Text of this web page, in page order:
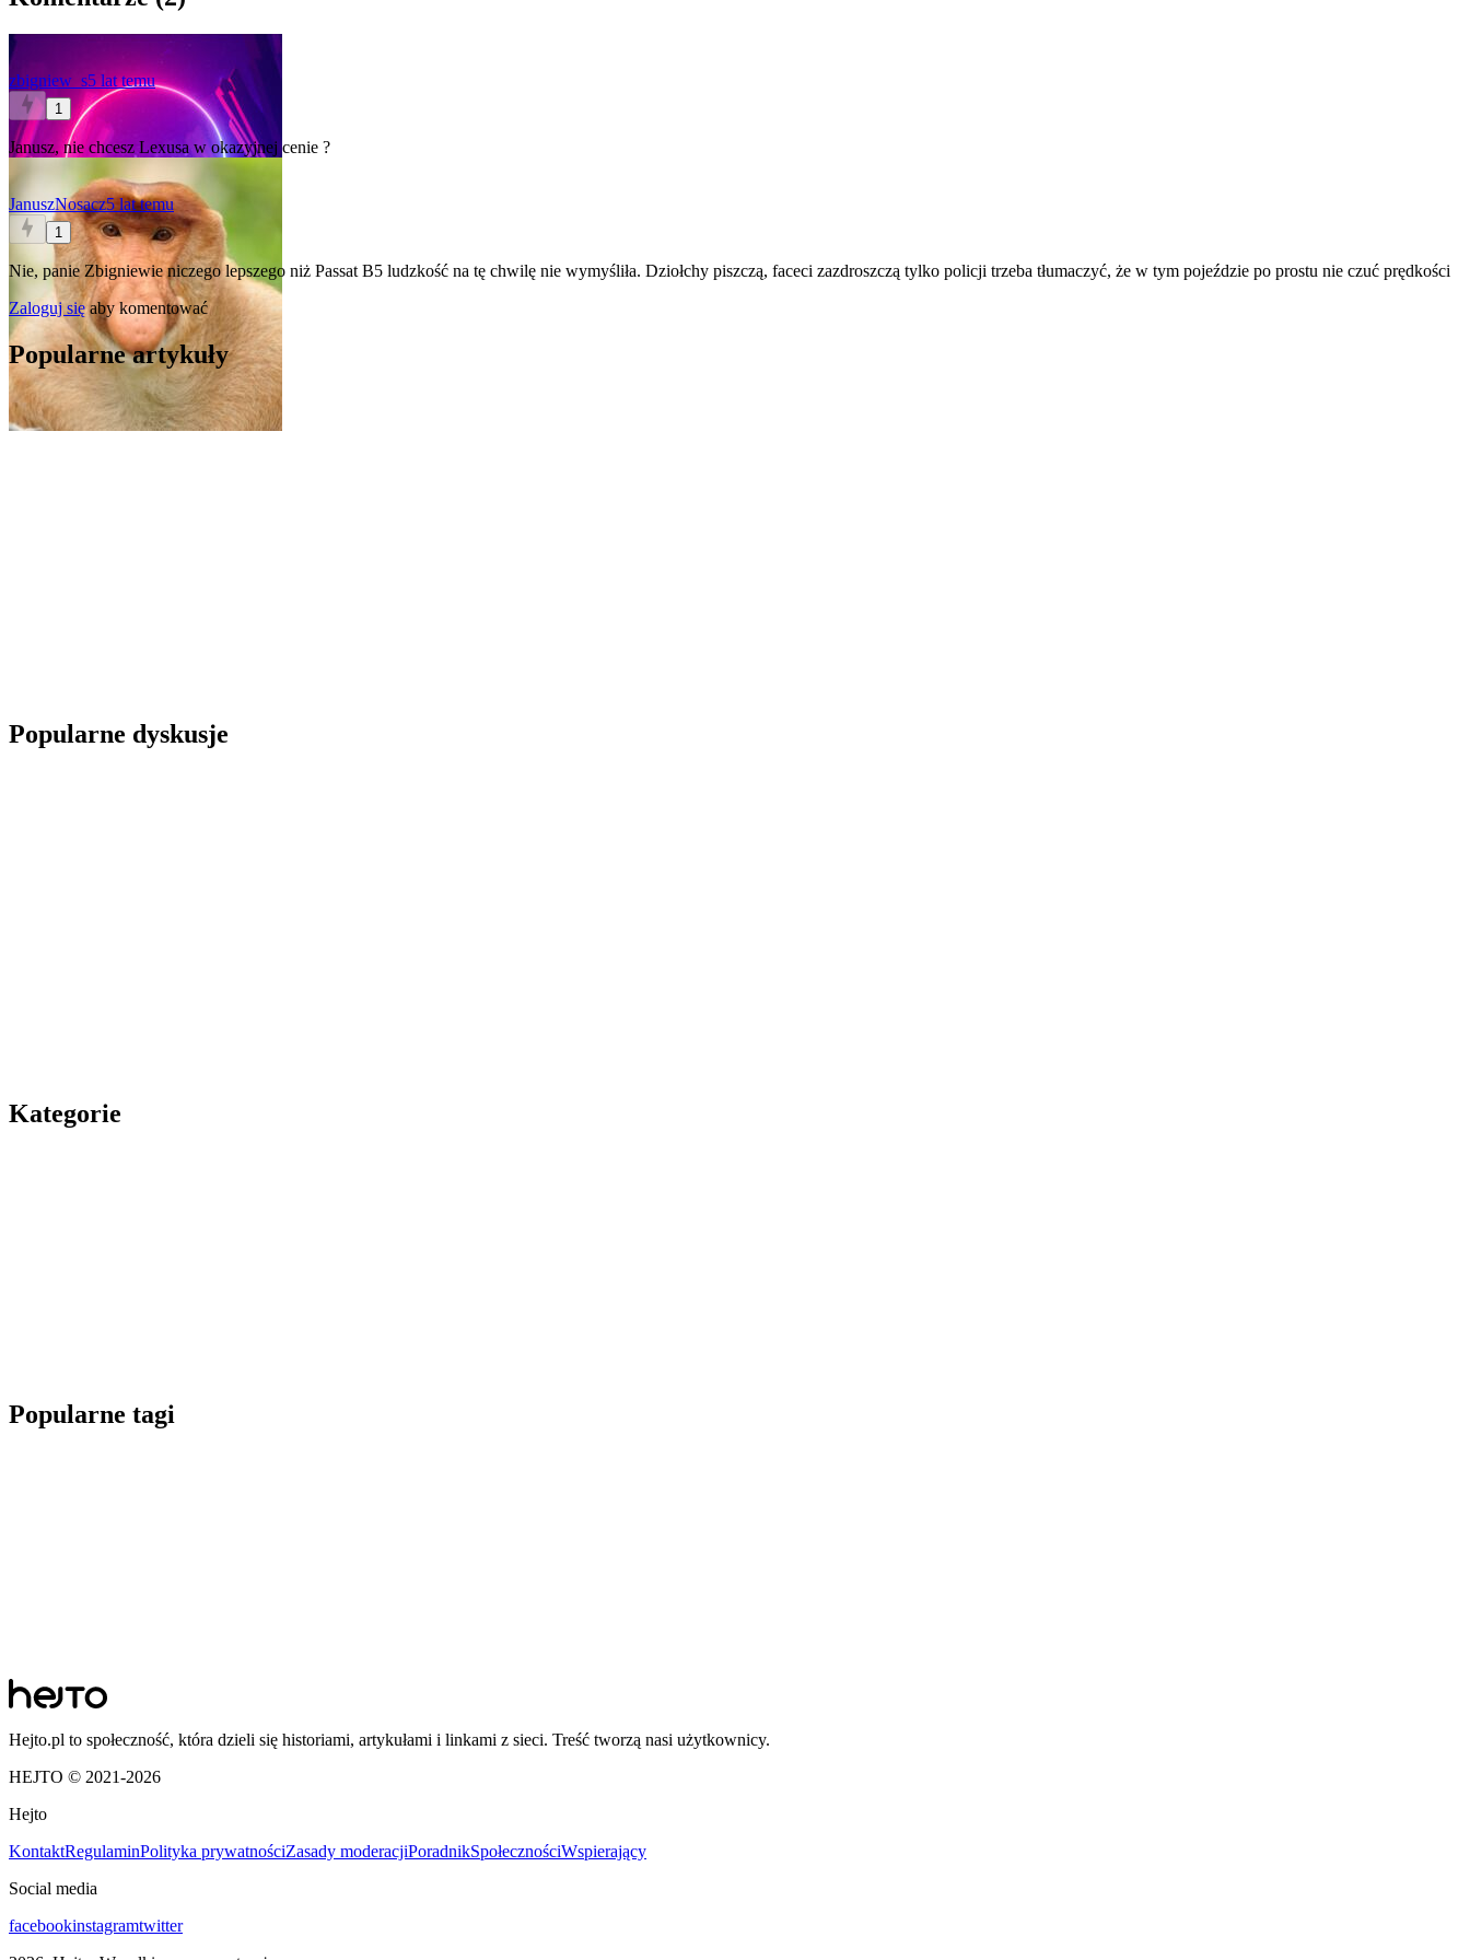
zbigniew_s5 lat temu
1
Janusz, nie chcesz Lexusa w okazyjnej cenie ?
JanuszNosacz5 lat temu
1
Nie, panie Zbigniewie niczego lepszego niż Passat B5 ludzkość na tę chwilę nie wymyśliła. Dziołchy piszczą, faceci zazdroszczą tylko policji trzeba tłumaczyć, że w tym pojeździe po prostu nie czuć prędkości
Zaloguj sięaby komentować
Popularne artykuły
Popularne dyskusje
Kategorie
Popularne tagi
Hejto.pl to społeczność, która dzieli się historiami, artykułami i linkami z sieci. Treść tworzą nasi użytkownicy.
HEJTO © 2021-2026
Hejto
KontaktRegulaminPolityka prywatnościZasady moderacjiPoradnikSpołecznościWspierający
Social media
facebookinstagramtwitter